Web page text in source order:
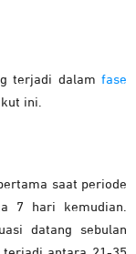
terjadi dalam fase
ini.
saat periode
7 hari kemudian.
datang sebulan